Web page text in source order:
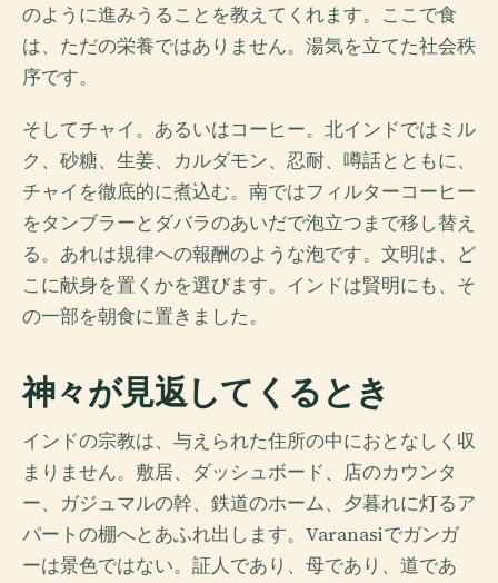
のように進みうることを教えてくれます。ここで食
は、ただの栄養ではありません。湯気を立てた社会秩
序です。
そしてチャイ。あるいはコーヒー。北インドではミル
ク、砂糖、生姜、カルダモン、忍耐、噂話とともに、
チャイを徹底的に煮込む。南ではフィルターコーヒー
をタンブラーとダバラのあいだで泡立つまで移し替え
る。あれは規律への報酬のような泡です。文明は、ど
こに献身を置くかを選びます。インドは賢明にも、そ
の一部を朝食に置きました。
神々が見返してくるとき
インドの宗教は、与えられた住所の中におとなしく収
まりません。敷居、ダッシュボード、店のカウンタ
ー、ガジュマルの幹、鉄道のホーム、夕暮れに灯るア
パートの棚へとあふれ出します。Varanasiでガンガ
ーは景色ではない。証人であり、母であり、道であ